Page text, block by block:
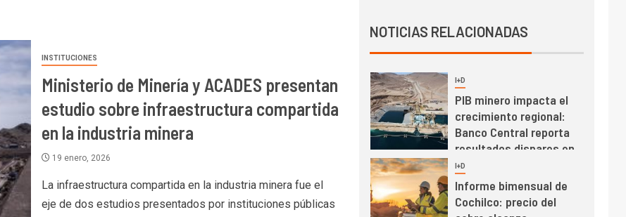
INSTITUCIONES
Ministerio de Minería y ACADES presentan
estudio sobre infraestructura compartida
en la industria minera
19 enero, 2026
La infraestructura compartida en la industria minera fue el
eje de dos estudios presentados por instituciones públicas
NOTICIAS RELACIONADAS
mayo de 2026 cae
10,6%
3 I+D
PIB minero impacta el
crecimiento regional:
Banco Central reporta
resultados dispares en
el primer trimestre
4 I+D
Informe bimensual de
Cochilco: precio del